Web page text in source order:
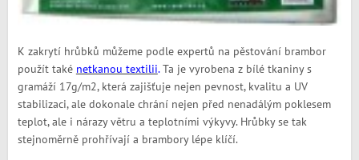
K zakrytí hrůbků můžeme podle expertů na pěstování brambor
použít také netkanou textilii.Ta je vyrobena z bílé tkaniny s
gramáží 17g/m2, která zajišťuje nejen pevnost, kvalitu a UV
stabilizaci, ale dokonale chrání nejen před nenadálým poklesem
teplot, ale i nárazy větru a teplotními výkyvy. Hrůbky se tak
stejnoměrně prohřívají a brambory lépe klíčí.